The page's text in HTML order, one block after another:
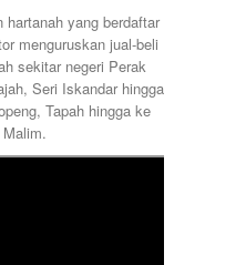
yang berdaftar
menguruskan jual-beli
sekitar negeri Perak
Seri Iskandar hingga
Tapah hingga ke